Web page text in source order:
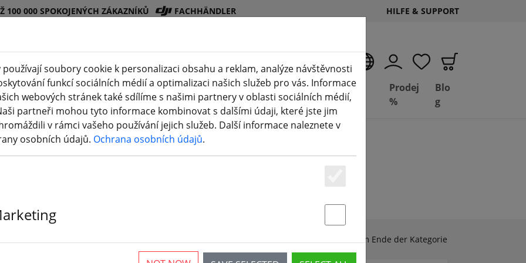
100 000 SPOKOJENÝCH ZÁKAZNÍKŮ FACHHÄNDLER HILFE & SUPPORT
Obchod
DJI
Bateri
e
Vrtul
e
Příslušenstv
í
3D
tisk
Deal
Depot
Basil
FPV
Prodej
%
Blo
g
a příslušenství
Zubehör & Ersatzteile am Ende der Kategorie
soubory cookie k personalizaci obsahu a reklam, analýze návštěvnosti
funkcí sociálních médií a optimalizaci našich služeb pro vás. Informace
webových stránek také sdílíme s našimi partnery v oblasti sociálních médií,
partneři mohou tyto informace kombinovat s dalšími údaji, které jste jim
v rámci vašeho používání jejich služeb. Další informace naleznete v
osobních údajů. Ochrana osobních údajů.